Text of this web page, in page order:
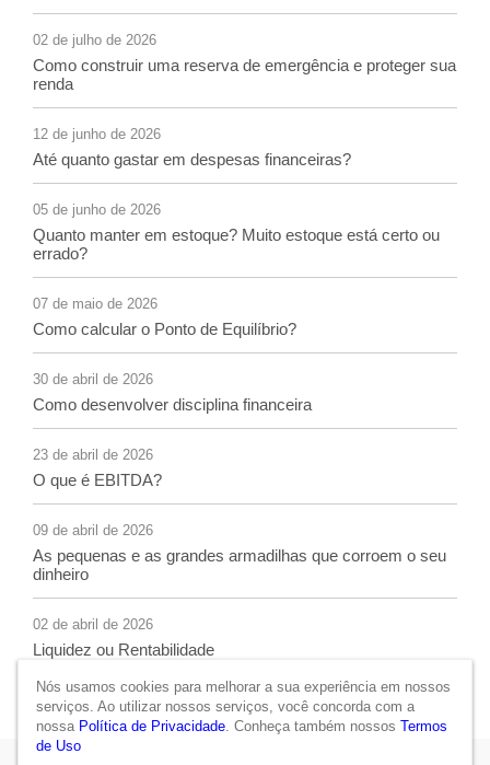
02 de julho de 2026
Como construir uma reserva de emergência e proteger sua
renda
12 de junho de 2026
Até quanto gastar em despesas financeiras?
05 de junho de 2026
Quanto manter em estoque? Muito estoque está certo ou
errado?
07 de maio de 2026
Como calcular o Ponto de Equilíbrio?
30 de abril de 2026
Como desenvolver disciplina financeira
23 de abril de 2026
O que é EBITDA?
09 de abril de 2026
As pequenas e as grandes armadilhas que corroem o seu
dinheiro
02 de abril de 2026
Liquidez ou Rentabilidade
Nós usamos cookies para melhorar a sua experiência em nossos
serviços. Ao utilizar nossos serviços, você concorda com a
nossa Política de Privacidade. Conheça também nossos Termos
de Uso